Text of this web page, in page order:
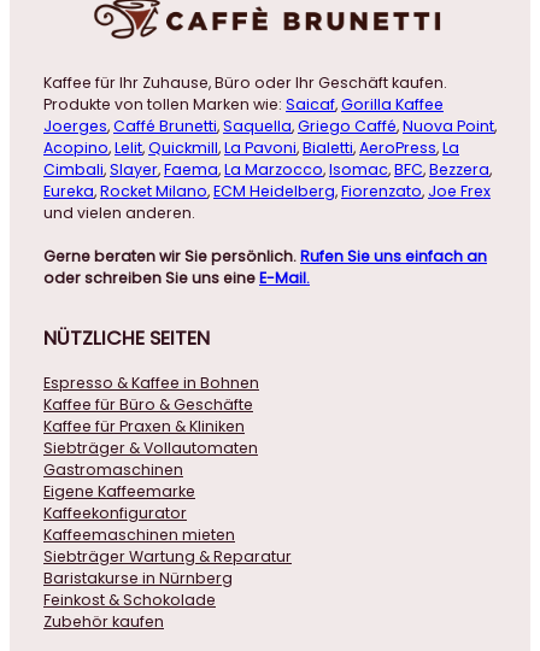
Kaffee für Ihr Zuhause, Büro oder Ihr Geschäft kaufen.
Produkte von tollen Marken wie: Saicaf,Gorilla Kaffee
Joerges,Caffé Brunetti,Saquella,Griego Caffé,Nuova Point,
Acopino,Lelit,Quickmill,La Pavoni,Bialetti,AeroPress,La
Cimbali,Slayer,Faema,La Marzocco,Isomac,BFC,Bezzera,
Eureka,Rocket Milano,ECM Heidelberg,Fiorenzato, Joe Frex
und vielen anderen.
Gerne beraten wir Sie persönlich.Rufen Sie uns einfach an
oder schreiben Sie uns eineE-Mail.
NÜTZLICHE SEITEN
Espresso & Kaffee in Bohnen
Kaffee für Büro & Geschäfte
Kaffee für Praxen & Kliniken
Siebträger & Vollautomaten
Gastromaschinen
Eigene Kaffeemarke
Kaffeekonfigurator
Kaffeemaschinen mieten
Siebträger Wartung & Reparatur
Baristakurse in Nürnberg
Feinkost & Schokolade
Zubehör kaufen